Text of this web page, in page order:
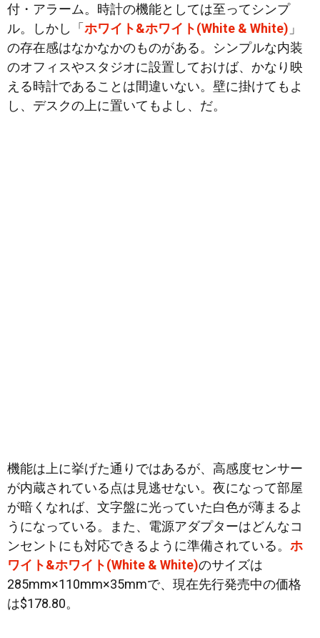
付・アラーム。時計の機能としては至ってシンプ
ル。
しかし「ホワイト&ホワイト(White & White) 」
の存在感はなかなかのものがある。シンプルな内装
のオフィスやスタジオに設置しておけば、かなり映
える時計であることは間違いない。壁に掛けてもよ
し、デスクの上に置いてもよし、だ。
機能は上に挙げた通りではあるが、高感度センサー
が内蔵されている点は見逃せない。夜になって部屋
が暗くなれば、文字盤に光っていた白色が薄まるよ
うになっている。また、電源アダプターはどんなコ
ンセントにも対応できるように準備されている。 ホ
ワイト&ホワイト(White & White)のサイズは
285mm×110mm×35mmで、現在先行発売中の価格
は$178.80。